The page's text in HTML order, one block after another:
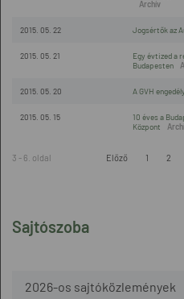
Sajtószoba
2026-os sajtóközlemények
2015. 05. 22 Jogsértők az
2015. 05. 21
Egy évtized a
Budapesten
2015. 05. 20 A GVH
2015. 05. 15
10 éves a
Központ
3 - 6. oldal Előző 1 2